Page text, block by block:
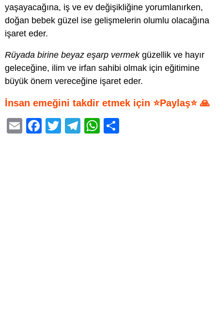
yaşayacağına, iş ve ev değişikliğine yorumlanırken,
doğan bebek güzel ise gelişmelerin olumlu olacağına
işaret eder.
Rüyada birine beyaz eşarp vermekgüzellik ve hayır
geleceğine, ilim ve irfan sahibi olmak için eğitimine
büyük önem vereceğine işaret eder.
İnsan emeğini takdir etmek için ⭐Paylaş⭐ 🙏
E
F
T
T
W